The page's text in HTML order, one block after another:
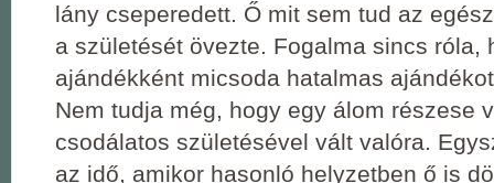
lány cseperedett. Ő mit sem tud az
a születését övezte. Fogalma sincs róla,
ajándékként micsoda hatalmas
Nem tudja még, hogy egy álom részese
csodálatos születésével vált valóra.
az idő, amikor hasonló helyzetben ő is